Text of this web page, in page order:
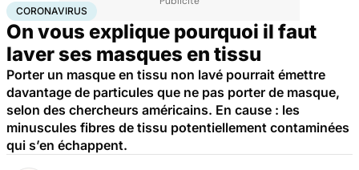
AccueilSantéMaladies Coronavirus
CORONAVIRUS
On vous explique pourquoi il faut
laver ses masques en tissu
Porter un masque en tissu non lavé pourrait émettre
davantage de particules que ne pas porter de masque,
selon des chercheurs américains. En cause : les
minuscules fibres de tissu potentiellement contaminées
qui s’en échappent.